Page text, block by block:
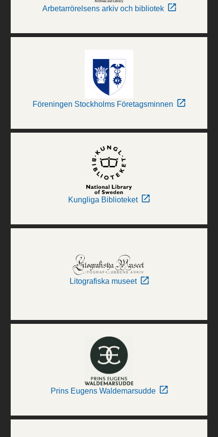
Arbetarrörelsens arkiv och bibliotek
Föreningen Stockholms Företagsminnen
Kungliga Biblioteket
Litografiska museet
Prins Eugens Waldemarsudde